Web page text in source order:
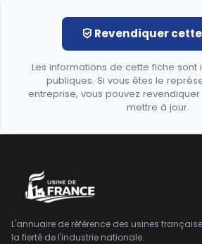
Revendiquer
Les informations de cette fiche sont
publiques. Si vous êtes le
entreprise, vous pouvez
mettre à jour.
L'annuaire de référence des usines
la fierté de l'industrie nationale.